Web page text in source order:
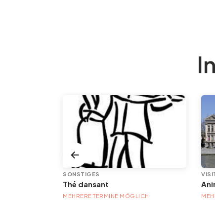
SONSTIGES
Thé dansant
MEHRERE TERMINE MÖGLICH